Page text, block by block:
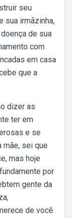
seu
sua irmãzinha,
de sua
com
em casa
que a
dizer as
ter em
e se
sei que
mas hoje
por
gente da
de você